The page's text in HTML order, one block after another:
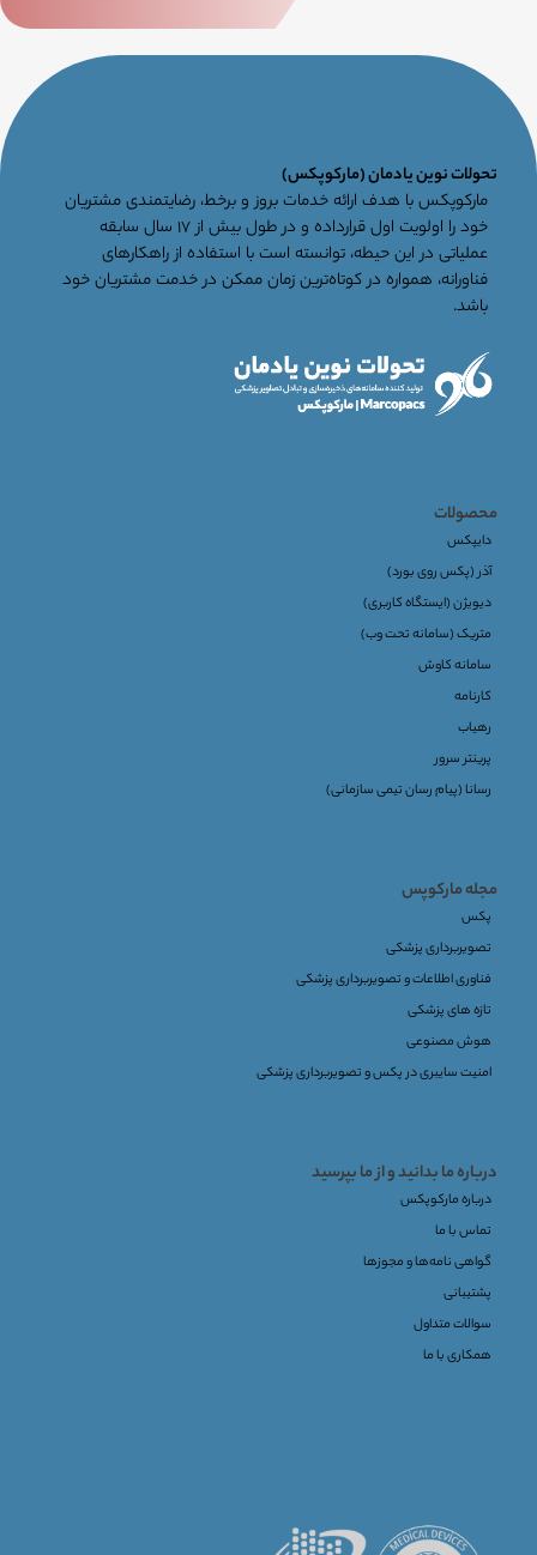
تحولات نوین یادمان (مارکوپکس)
مارکوپکس با هدف ارائه خدمات بروز و برخط، رضایتمندی مشتریان
خود را اولویت اول قرارداده و در طول بیش از ۱۷ سال سابقه
عملیاتی در این حیطه، توانسته است با استفاده از راهکارهای
فناورانه، همواره در کوتاه‌ترین زمان ممکن در خدمت مشتریان خود
باشد.
محصولات
دایپکس
آذر (پکس روی بورد)
دیویژن (ایستگاه کاربری)
متریک (سامانه تحت وب)
سامانه کاوش
کارنامه
رهیاب
پرینتر سرور
رسانا (پیام رسان تیمی سازمانی)
مجله مارکوپس
پکس
تصویربرداری پزشکی
فناوری اطلاعات و تصویربرداری پزشکی
تازه های پزشکی
هوش مصنوعی
امنیت سایبری در پکس و تصویربرداری پزشکی
درباره ما بدانید و از ما بپرسید
درباره مارکوپکس
تماس با ما
گواهی نامه‌ها و مجوزها
پشتیبانی
سوالات متداول
همکاری با ما